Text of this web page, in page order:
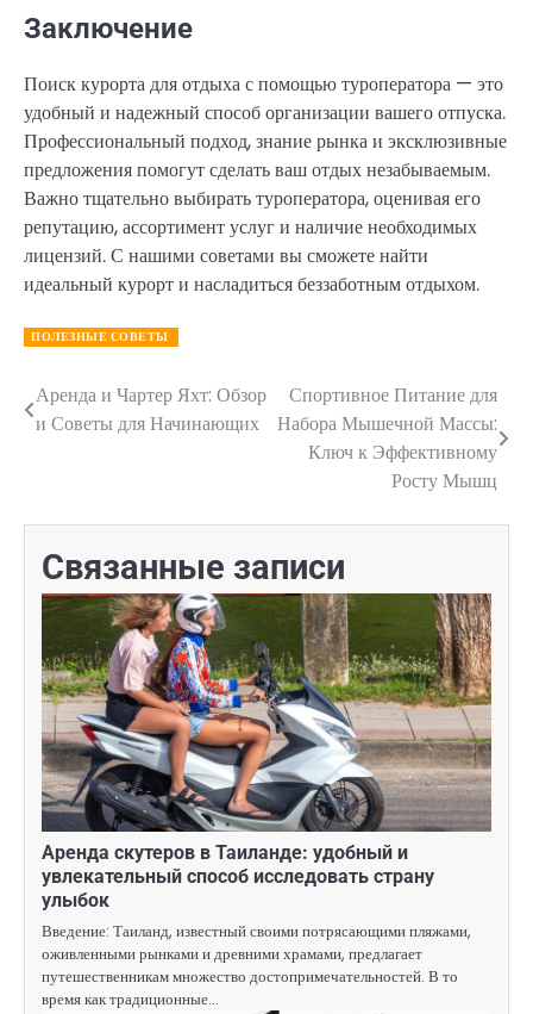
Заключение
Поиск курорта для отдыха с помощью туроператора — это
удобный и надежный способ организации вашего отпуска.
Профессиональный подход, знание рынка и эксклюзивные
предложения помогут сделать ваш отдых незабываемым.
Важно тщательно выбирать туроператора, оценивая его
репутацию, ассортимент услуг и наличие необходимых
лицензий. С нашими советами вы сможете найти
идеальный курорт и насладиться беззаботным отдыхом.
ПОЛЕЗНЫЕ СОВЕТЫ
Навигация
Аренда и Чартер Яхт: Обзор
и Советы для Начинающих
Спортивное Питание для
Набора Мышечной Массы:
Ключ к Эффективному
Росту Мышц
Связанные записи
Аренда скутеров в Таиланде: удобный и
увлекательный способ исследовать страну
улыбок
Введение: Таиланд, известный своими потрясающими пляжами,
оживленными рынками и древними храмами, предлагает
путешественникам множество достопримечательностей. В то
время как традиционные…